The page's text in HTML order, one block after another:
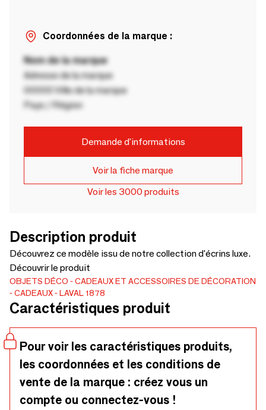
Coordonnées de la marque :
Nom de la marque
Adresse de la marque
00000 Ville de la marque
Pays / Région
Demande d'informations
Voir la fiche marque
Voir les 3000 produits
Description produit
Découvrez ce modèle issu de notre collection d'écrins luxe.
Découvrir le produit
OBJETS DÉCO
CADEAUX ET ACCESSOIRES DE DÉCORATION
CADEAUX
LAVAL 1878
Caractéristiques produit
Pour voir les caractéristiques produits,
les coordonnées et les conditions de
vente de la marque : créez vous un
compte ou connectez-vous !